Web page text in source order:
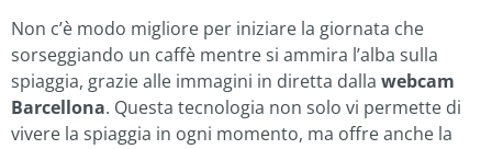
Non c’è modo migliore per iniziare la giornata che
sorseggiando un caffè mentre si ammira l’alba sulla
spiaggia, grazie alle immagini in diretta dalla webcam
Barcellona. Questa tecnologia non solo vi permette di
vivere la spiaggia in ogni momento, ma offre anche la